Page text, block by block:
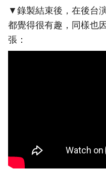
▼錄製結束後，在後台
都覺得很有趣，同樣也
張：